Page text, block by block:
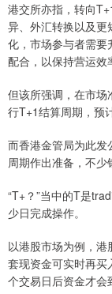
港交所亦指，转向
异、外汇转换以及
化，市场参与者需要
配合，以保持营运效
但该所强调，在市场
行T+1结算周期，预
而香港金管局为此
周期作出准备，不少
“T+？”当中的T是
少日完成操作。
以港股市场为例，港
套现资金可实时再
个交易日后资金才会